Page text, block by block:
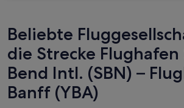
Beliebte
die Strecke Flughafen
Bend Intl. (SBN) –
Banff (YBA)